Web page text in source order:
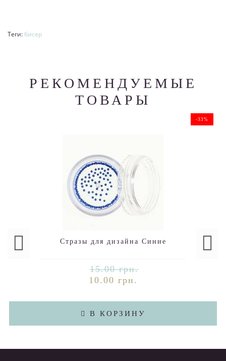
Теги: бисер
РЕКОМЕНДУЕМЫЕ
ТОВАРЫ
-33%
Стразы для дизайна Синие
15.00 грн.
10.00 грн.
В КОРЗИНУ